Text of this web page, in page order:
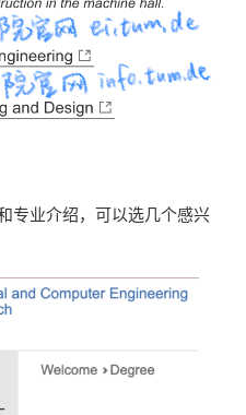
专业介绍，可以选几个感兴